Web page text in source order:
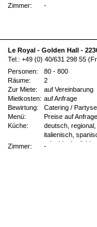
Zimmer: -
Le Royal - Golden Hall -
Tel.: +49 (0) 40/631 298 55
Personen:
80 - 800
Räume:
2
Zur Miete:
auf Vereinbarung
Mietkosten: auf Anfrage
Bewirtung:
Catering /
Menü:
Preise auf Anfrage
Küche:
deutsch,
italienisch,
griechisch,
Zimmer: -